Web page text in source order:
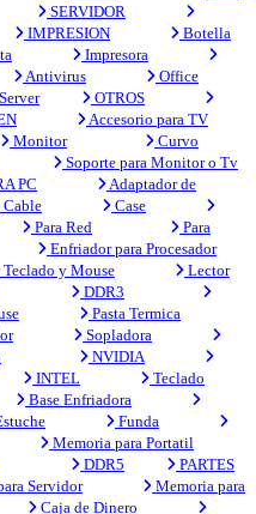
SERVIDOR
IMPRESION
Botella
Impresora
Antivirus
Office
OTROS
Accesorio para TV
Monitor
Curvo
Soporte para Monitor o Tv
PC
Adaptador de
Cable
Case
Para Red
Para
Enfriador para Procesador
y Mouse
Lector
DDR3
Pasta Termica
Sopladora
NVIDIA
INTEL
Teclado
Base Enfriadora
Funda
Memoria para Portatil
DDR5
PARTES
Servidor
Memoria para
Caja de Dinero